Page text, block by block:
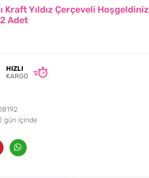
Kraft Yıldız Çerçeveli Hoşgeldiniz
Adet
HIZLI
KARGO